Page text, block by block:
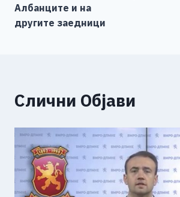
Албанците и на
другите заедници
Слични Објави